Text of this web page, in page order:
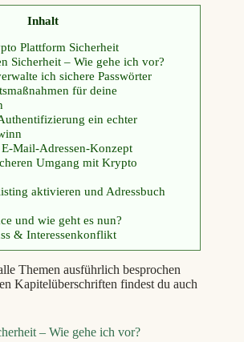
Inhalt
Plattform Sicherheit
Sicherheit – Wie gehe ich vor?
ich sichere Passwörter
für deine
ein echter
E-Mail-Adressen-Konzept
Umgang mit Krypto
aktivieren und Adressbuch
und wie geht es nun?
& Interessenkonflikt
Themen ausführlich besprochen
Kapitelüberschriften findest du auch
– Wie gehe ich vor?